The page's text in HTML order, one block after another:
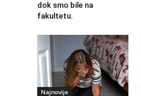
dok smo bile na
fakultetu.
Najnovije